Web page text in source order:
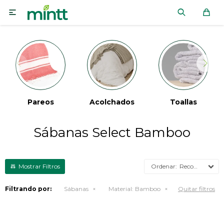

Pareos Acolchados Toallas
Sábanas Select Bamboo
Recomendados
Filtrando por: Sábanas Material: Bamboo Quitar filtros